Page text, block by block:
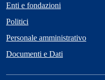
Enti e fondazioni
Politici
Personale amministrativo
Documenti e Dati